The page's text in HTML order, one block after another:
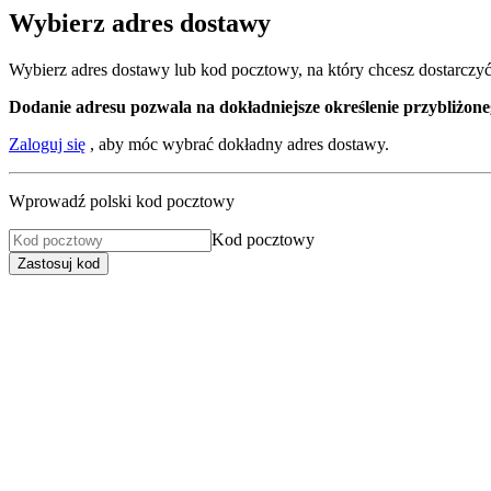
Wybierz adres dostawy
Wybierz adres dostawy lub kod pocztowy, na który chcesz
Dodanie adresu pozwala na dokładniejsze określenie
Zaloguj się , aby móc wybrać dokładny adres dostawy.
Wprowadź polski kod pocztowy
Kod pocztowy
Zastosuj kod